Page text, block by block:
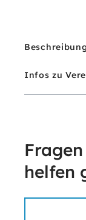
helfen
Infos zu